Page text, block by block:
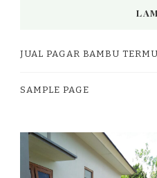
JUAL PAGAR BAMBU
SAMPLE PAGE